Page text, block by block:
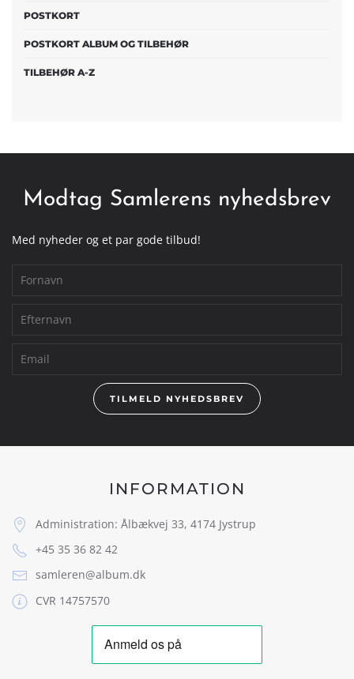
POSTKORT
POSTKORT ALBUM OG TILBEHØR
TILBEHØR A-Z
Modtag Samlerens nyhedsbrev
Med nyheder og et par gode tilbud!
TILMELD NYHEDSBREV
INFORMATION
Administration: Ålbækvej 33, 4174 Jystrup
+45 35 36 82 42
samleren@album.dk
CVR 14757570